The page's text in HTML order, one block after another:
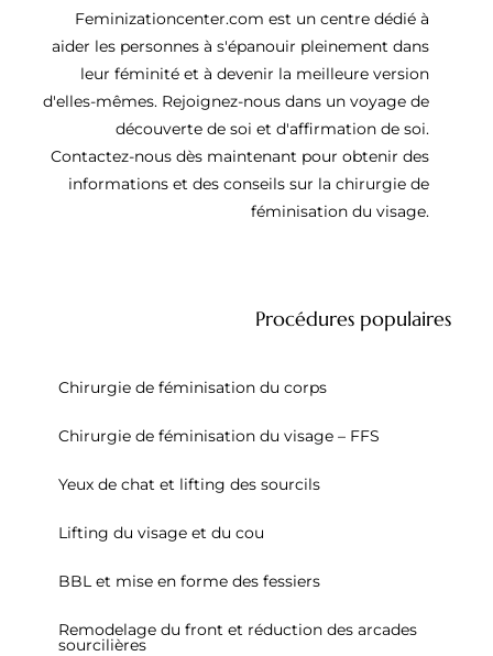
Feminizationcenter.com est un centre dédié à
aider les personnes à s'épanouir pleinement dans
leur féminité et à devenir la meilleure version
d'elles-mêmes. Rejoignez-nous dans un voyage de
découverte de soi et d'affirmation de soi.
Contactez-nous dès maintenant pour obtenir des
informations et des conseils sur la chirurgie de
féminisation du visage.
Procédures populaires
Chirurgie de féminisation du corps
Chirurgie de féminisation du visage – FFS
Yeux de chat et lifting des sourcils
Lifting du visage et du cou
BBL et mise en forme des fessiers
Remodelage du front et réduction des arcades
sourcilières